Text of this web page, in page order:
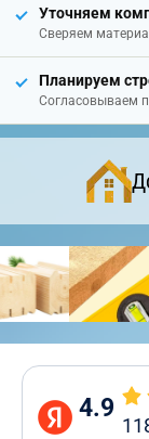
Уточняем
Сверяем
Планируем
Согласовываем
4.9